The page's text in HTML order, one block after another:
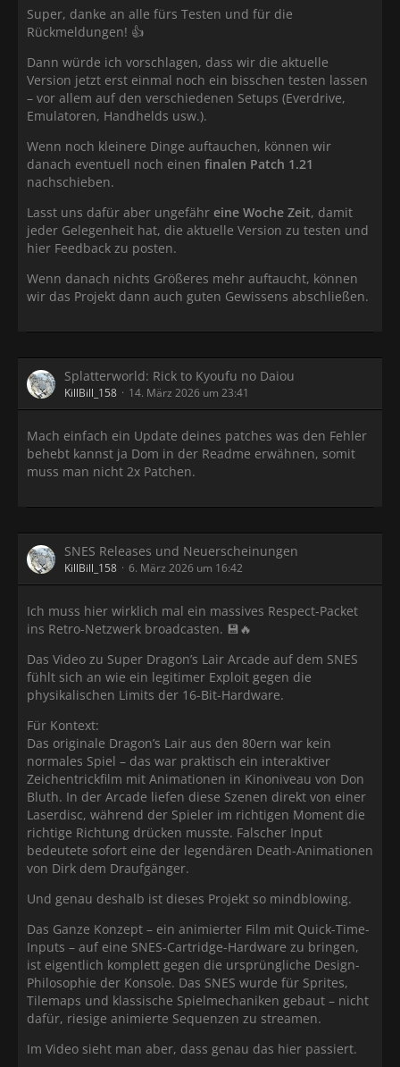
Super, danke an alle fürs Testen und für die
Rückmeldungen! 👍
Dann würde ich vorschlagen, dass wir die aktuelle
Version jetzt erst einmal noch ein bisschen testen lassen
– vor allem auf den verschiedenen Setups (Everdrive,
Emulatoren, Handhelds usw.).
Wenn noch kleinere Dinge auftauchen, können wir
danach eventuell noch einen finalen Patch 1.21
nachschieben.
Lasst uns dafür aber ungefähr eine Woche Zeit, damit
jeder Gelegenheit hat, die aktuelle Version zu testen und
hier Feedback zu posten.
Wenn danach nichts Größeres mehr auftaucht, können
wir das Projekt dann auch guten Gewissens abschließen.
Splatterworld: Rick to Kyoufu no Daiou
KillBill_158 14. März 2026 um 23:41
Mach einfach ein Update deines patches was den Fehler
behebt kannst ja Dom in der Readme erwähnen, somit
muss man nicht 2x Patchen.
SNES Releases und Neuerscheinungen
KillBill_158 6. März 2026 um 16:42
Ich muss hier wirklich mal ein massives Respect-Packet
ins Retro-Netzwerk broadcasten. 💾🔥
Das Video zu Super Dragon’s Lair Arcade auf dem SNES
fühlt sich an wie ein legitimer Exploit gegen die
physikalischen Limits der 16-Bit-Hardware.
Für Kontext:
Das originale Dragon’s Lair aus den 80ern war kein
normales Spiel – das war praktisch ein interaktiver
Zeichentrickfilm mit Animationen in Kinoniveau von Don
Bluth. In der Arcade liefen diese Szenen direkt von einer
Laserdisc, während der Spieler im richtigen Moment die
richtige Richtung drücken musste. Falscher Input
bedeutete sofort eine der legendären Death-Animationen
von Dirk dem Draufgänger.
Und genau deshalb ist dieses Projekt so mindblowing.
Das Ganze Konzept – ein animierter Film mit Quick-Time-
Inputs – auf eine SNES-Cartridge-Hardware zu bringen,
ist eigentlich komplett gegen die ursprüngliche Design-
Philosophie der Konsole. Das SNES wurde für Sprites,
Tilemaps und klassische Spielmechaniken gebaut – nicht
dafür, riesige animierte Sequenzen zu streamen.
Im Video sieht man aber, dass genau das hier passiert.